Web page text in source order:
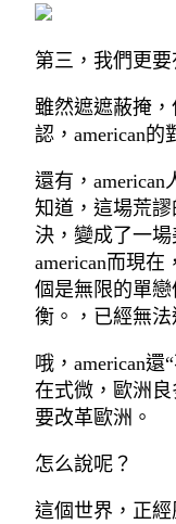
第三，我們更要
雖然遮遮蔽掩，
認，american的
還有，
知道，這場荒
決，變成了一
american而現
個是無限的單
衡。，已經無法
哦，american
在式微，歐洲良
要改革歐洲。
怎么說呢？
這個世界，正經